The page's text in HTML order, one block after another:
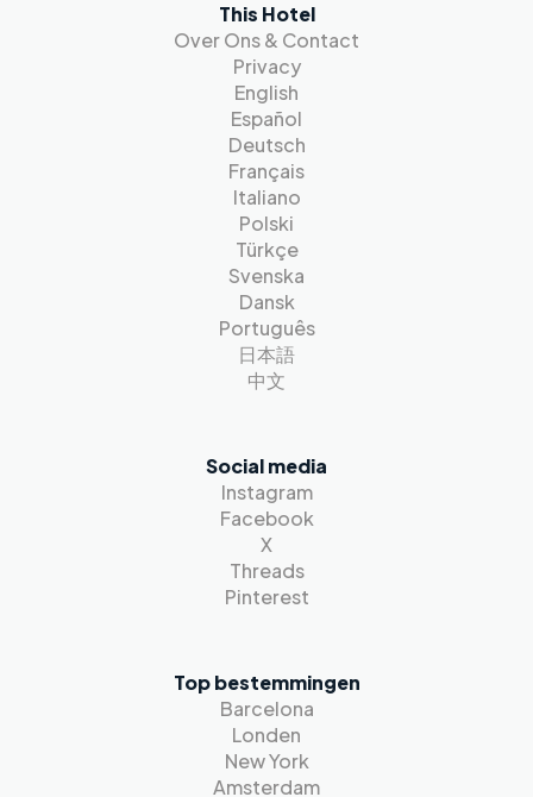
This Hotel
Over Ons & Contact
Privacy
English
Español
Deutsch
Français
Italiano
Polski
Türkçe
Svenska
Dansk
Português
日本語
中文
Social media
Instagram
Facebook
X
Threads
Pinterest
Top bestemmingen
Barcelona
Londen
New York
Amsterdam